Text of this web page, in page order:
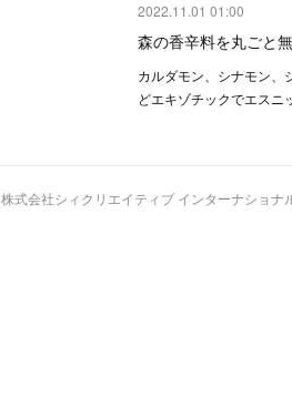
2022.11.01 01:00
森の香辛料を丸ごと
カルダモン、シナモン、
どエキゾチックでエス
株式会社シィクリエイティブ インターナショ